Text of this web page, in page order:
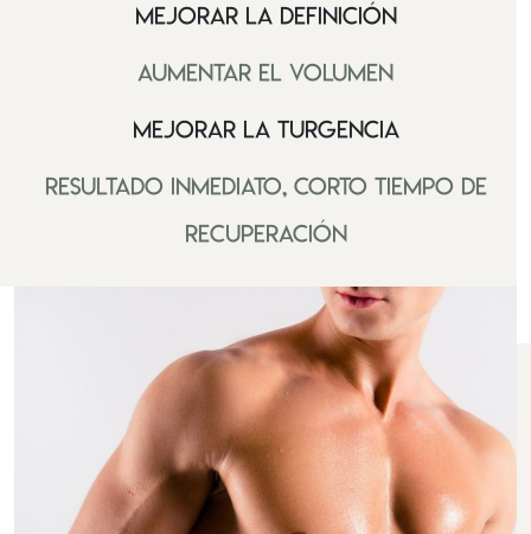
Mejorar la definición
Aumentar el volumen
Mejorar la turgencia
Resultado inmediato, corto tiempo de
recuperación